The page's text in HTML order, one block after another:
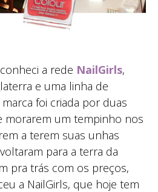
a rede NailGirls,
e uma linha de
foi criada por duas
morarem um tempinho nos
a terem suas unhas
para a terra da
pra trás com os preços,
a NailGirls, que hoje tem